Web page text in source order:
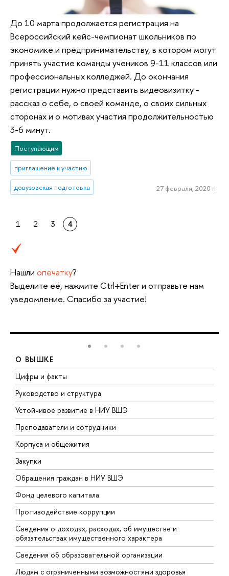
До 10 марта продолжается регистрация на
Всероссийский кейс-чемпионат школьников по
экономике и предпринимательству, в котором могут
принять участие команды учеников 9-11 классов или
профессиональных колледжей. До окончания
регистрации нужно представить видеовизитку -
рассказ о себе, о своей команде, о своих сильных
сторонах и о мотивах участия продолжительностью
3-6 минут.
Поступающим
приглашение к участию
довузовская подготовка 27 февраля, 2020 г.
1 2 3 4
Нашли опечатку?
Выделите её, нажмите Ctrl+Enter и отправьте нам
уведомление. Спасибо за участие!
О ВЫШКЕ
Цифры и факты
Руководство и структура
Устойчивое развитие в НИУ ВШЭ
Преподаватели и сотрудники
Корпуса и общежития
Закупки
Обращения граждан в НИУ ВШЭ
Фонд целевого капитала
Противодействие коррупции
Сведения о доходах, расходах, об имуществе и
обязательствах имущественного характера
Сведения об образовательной организации
Людям с ограниченными возможностями здоровья